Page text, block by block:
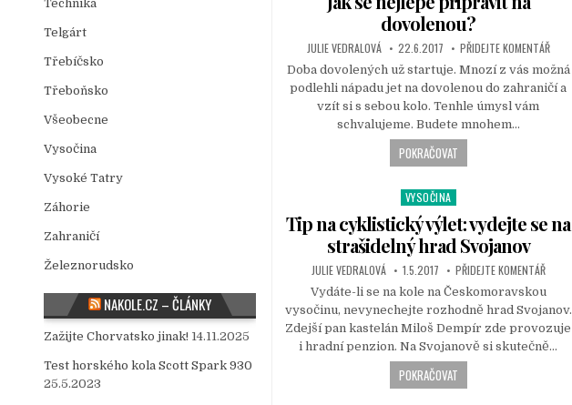
s
t
e
d
i
n
dovolenou?
JULIE VEDRALOVÁ 22.6.2017 PŘIDEJTE KOMENTÁŘ
Doba dovolených už startuje. Mnozí z vás možná
podlehli nápadu jet na dovolenou do zahraničí a
vzít si s sebou kolo. Tenhle úmysl vám
schvalujeme. Budete mnohem…
POKRAČOVAT
P
o
s
t
e
d
i
n
VYSOČINA
Tip na cyklistický výlet: vydejte se na
strašidelný hrad Svojanov
JULIE VEDRALOVÁ 1.5.2017 PŘIDEJTE KOMENTÁŘ
Vydáte-li se na kole na Českomoravskou
vysočinu, nevynechejte rozhodně hrad Svojanov.
Zdejší pan kastelán Miloš Dempír zde provozuje
i hradní penzion. Na Svojanově si skutečně…
POKRAČOVAT
Technika
Telgárt
Třebíčsko
Třeboňsko
Všeobecne
Vysočina
Vysoké Tatry
Záhorie
Zahraničí
Železnorudsko
NAKOLE.CZ – ČLÁNKY
Zažijte Chorvatsko jinak! 14.11.2025
Test horského kola Scott Spark 930
25.5.2023